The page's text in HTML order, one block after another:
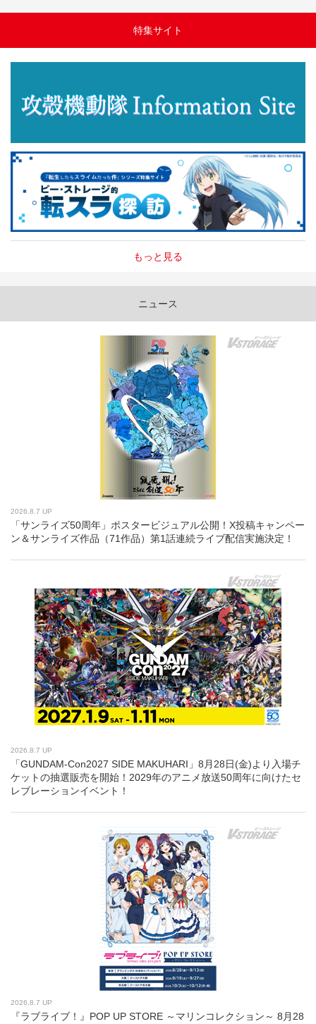
特集サイト
もっと見る
ニュース
2026.8.7 UP
「サンライズ50周年」ポスタービジュアル公開！X投稿キャンペー
ン＆サンライズ作品（71作品）第1話連続ライブ配信実施決定！
2026.8.7 UP
「GUNDAM-Con2027 SIDE MAKUHARI」8月28日(金)より入場チ
ケットの抽選販売を開始！2029年のアニメ放送50周年に向けたセ
レブレーションイベント！
2026.8.7 UP
『ラブライブ！』POP UP STORE ～マリンコレクション～ 8月28